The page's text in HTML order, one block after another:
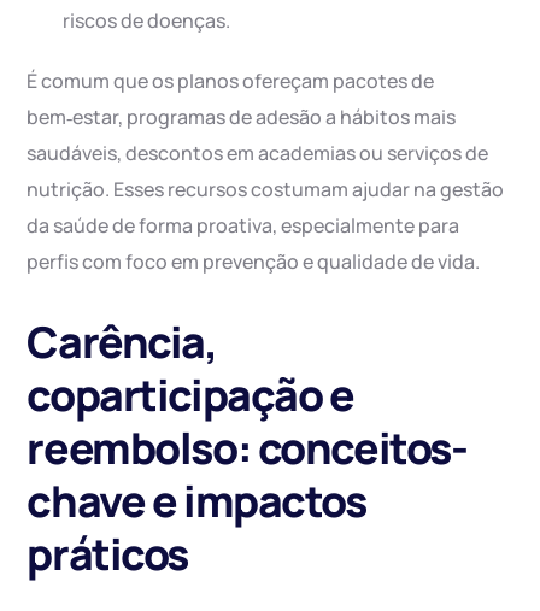
riscos de doenças.
É comum que os planos ofereçam pacotes de
bem‑estar, programas de adesão a hábitos mais
saudáveis, descontos em academias ou serviços de
nutrição. Esses recursos costumam ajudar na gestão
da saúde de forma proativa, especialmente para
perfis com foco em prevenção e qualidade de vida.
Carência,
coparticipação e
reembolso: conceitos-
chave e impactos
práticos